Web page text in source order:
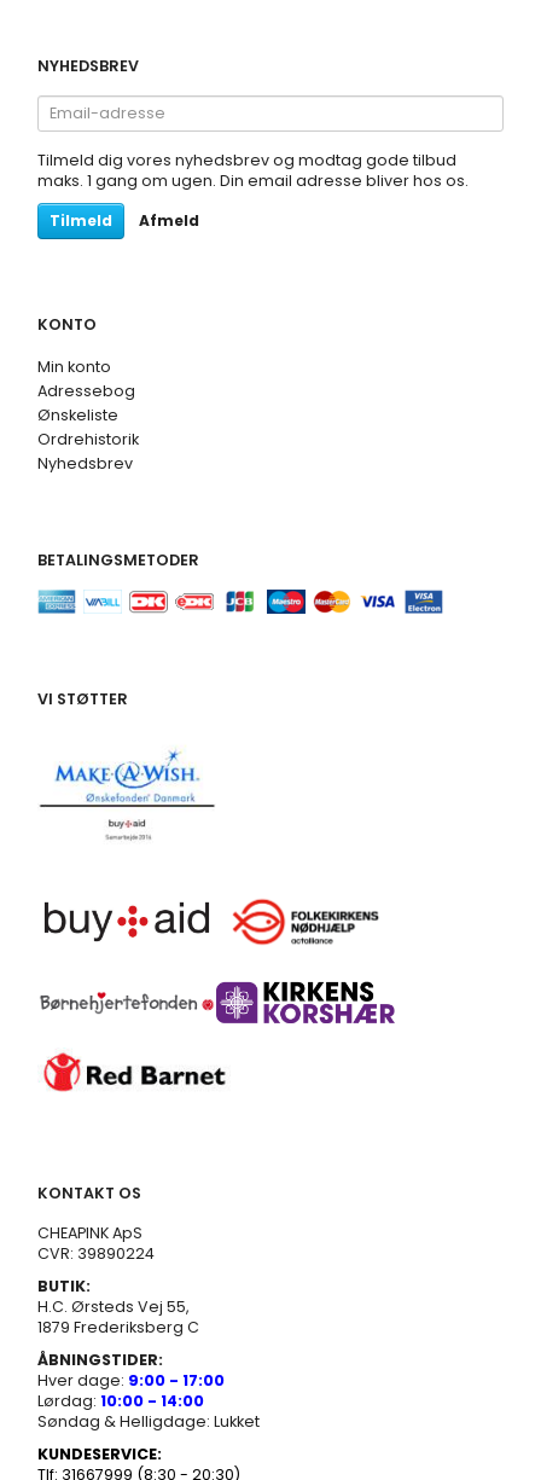
NYHEDSBREV
Email-
adresse
Tilmeld dig vores nyhedsbrev og modtag gode tilbud
maks. 1 gang om ugen. Din email adresse bliver hos os.
Tilmeld
Afmeld
KONTO
Min konto
Adressebog
Ønskeliste
Ordrehistorik
Nyhedsbrev
BETALINGSMETODER
VI STØTTER
KONTAKT OS
CHEAPINK ApS
CVR: 39890224
BUTIK:
H.C. Ørsteds Vej 55,
1879 Frederiksberg C
ÅBNINGSTIDER:
Hver dage: 9:00 - 17:00
Lørdag: 10:00 - 14:00
Søndag & Helligdage: Lukket
KUNDESERVICE:
Tlf: 31667999 (8:30 - 20:30)